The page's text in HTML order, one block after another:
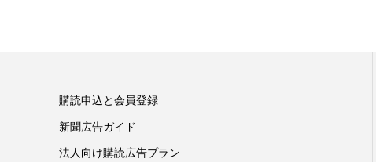
購読申込と会員登録
新聞広告ガイド
法人向け購読広告プラン